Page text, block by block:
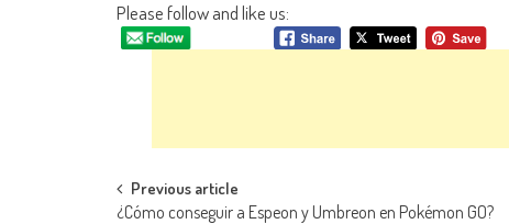
Please follow and like us:
Navegación de entradas
Previous article
¿Cómo conseguir a Espeon y Umbreon en Pokémon GO?